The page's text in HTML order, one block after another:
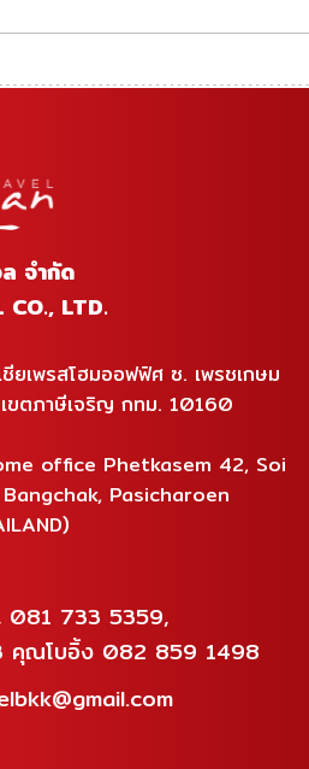
จำกัด
CO., LTD.
ยเพรสโฮมออฟฟิศ ซ. เพรชเกษม
ขตภาษีเจริญ กทม. 10160
office Phetkasem 42, Soi
Pasicharoen
733 5359,
คุณโบอิ้ง 082 859 1498